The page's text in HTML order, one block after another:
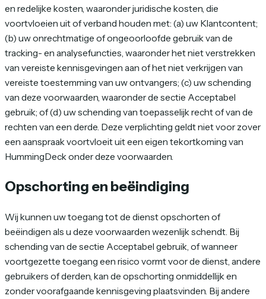
en redelijke kosten, waaronder juridische kosten, die
voortvloeien uit of verband houden met: (a) uw Klantcontent;
(b) uw onrechtmatige of ongeoorloofde gebruik van de
tracking- en analysefuncties, waaronder het niet verstrekken
van vereiste kennisgevingen aan of het niet verkrijgen van
vereiste toestemming van uw ontvangers; (c) uw schending
van deze voorwaarden, waaronder de sectie Acceptabel
gebruik; of (d) uw schending van toepasselijk recht of van de
rechten van een derde. Deze verplichting geldt niet voor zover
een aanspraak voortvloeit uit een eigen tekortkoming van
HummingDeck onder deze voorwaarden.
Opschorting en beëindiging
Wij kunnen uw toegang tot de dienst opschorten of
beëindigen als u deze voorwaarden wezenlijk schendt. Bij
schending van de sectie Acceptabel gebruik, of wanneer
voortgezette toegang een risico vormt voor de dienst, andere
gebruikers of derden, kan de opschorting onmiddellijk en
zonder voorafgaande kennisgeving plaatsvinden. Bij andere